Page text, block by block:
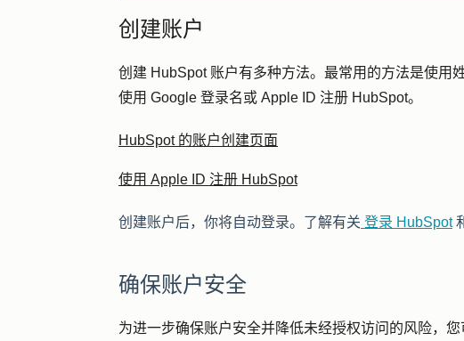
创建账户
创建 HubSpot 账户有多种方法。最常用的方法是使用
使用 Google 登录名或 Apple ID 注册 HubSpot。
HubSpot 的账户创建页面
使用 Apple ID 注册 HubSpot
创建账户后，你将自动登录。了解有关 登录 HubSpot
确保账户安全
为进一步确保账户安全并降低未经授权访问的风险，